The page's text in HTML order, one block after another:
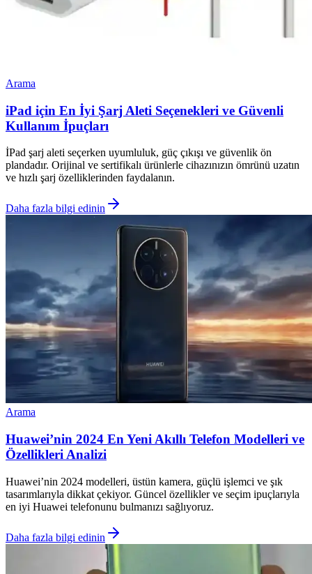
Arama
iPad için En İyi Şarj Aleti Seçenekleri ve Güvenli
Kullanım İpuçları
İPad şarj aleti seçerken uyumluluk, güç çıkışı ve güvenlik ön
plandadır. Orijinal ve sertifikalı ürünlerle cihazınızın ömrünü uzatın
ve hızlı şarj özelliklerinden faydalanın.
Daha fazla bilgi edinin
Arama
Huawei’nin 2024 En Yeni Akıllı Telefon Modelleri ve
Özellikleri Analizi
Huawei’nin 2024 modelleri, üstün kamera, güçlü işlemci ve şık
tasarımlarıyla dikkat çekiyor. Güncel özellikler ve seçim ipuçlarıyla
en iyi Huawei telefonunu bulmanızı sağlıyoruz.
Daha fazla bilgi edinin